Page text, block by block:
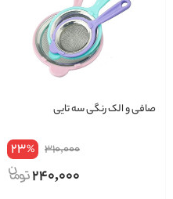
صافی و الک رنگی سه تایی
310,000
23%
240,000